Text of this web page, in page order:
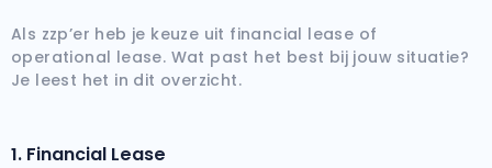
Audi
(2000+ auto's)
(2000+ auto's)
Als zzp’er heb je keuze uit financial lease of
operational lease. Wat past het best bij jouw situatie?
Je leest het in dit overzicht.
1. Financial Lease